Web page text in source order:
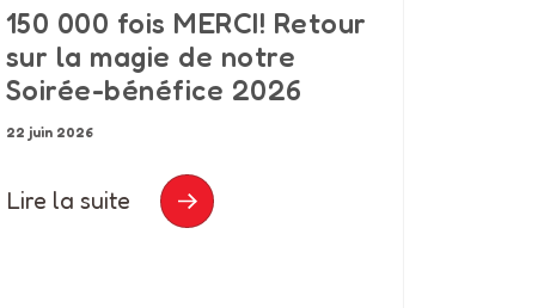
150 000 fois MERCI! Retour
sur la magie de notre
Soirée-bénéfice 2026
22 juin 2026
Lire la suite